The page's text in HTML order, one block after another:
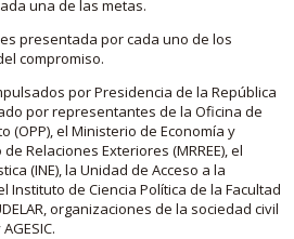
una de las metas.
presentada por cada uno de los
compromiso.
por Presidencia de la República
por representantes de la Oficina de
(OPP), el Ministerio de Economía y
Relaciones Exteriores (MRREE), el
(INE), la Unidad de Acceso a la
Instituto de Ciencia Política de la Facultad
organizaciones de la sociedad civil